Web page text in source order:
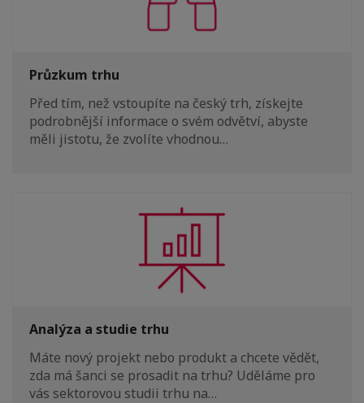
Průzkum trhu
Před tím, než vstoupíte na český trh, získejte
podrobnější informace o svém odvětví, abyste
měli jistotu, že zvolíte vhodnou…
Analýza a studie trhu
Máte nový projekt nebo produkt a chcete vědět,
zda má šanci se prosadit na trhu? Uděláme pro
vás sektorovou studii trhu na…